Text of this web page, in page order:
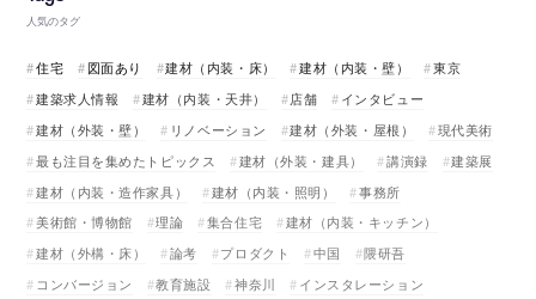
人気のタグ
住宅 図面あり 建材（内装・床） 建材（内装・壁）
東京
建築求人情報
建材（内装・天井） 店舗
インタビュー
建材（外装・壁）
リノベーション 建材（外装・屋根）
現代美術
最も注目を集めたトピックス
建材（外装・建具） 講演録
建築展
建材（内装・造作家具）
建材（内装・照明）
事務所
美術館・博物館
理論 集合住宅
建材（内装・キッチン）
建材（外構・床）
論考 プロダクト 中国
隈研吾
コンバージョン
教育施設 神奈川
インスタレーション